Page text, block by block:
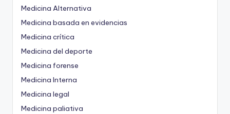
Medicina Alternativa
Medicina basada en evidencias
Medicina crítica
Medicina del deporte
Medicina forense
Medicina Interna
Medicina legal
Medicina paliativa